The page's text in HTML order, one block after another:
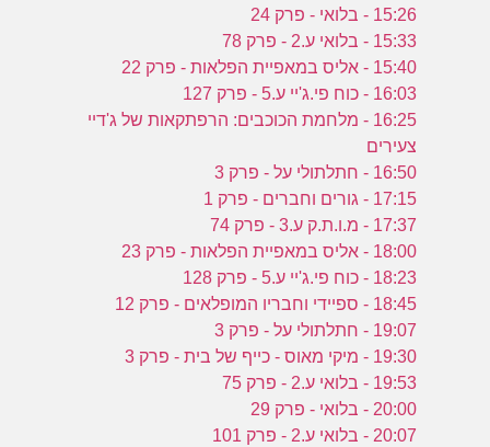
15:26 - בלואי - פרק 24
15:33 - בלואי ע.2 - פרק 78
15:40 - אליס במאפיית הפלאות - פרק 22
16:03 - כוח פי.ג'יי ע.5 - פרק 127
16:25 - מלחמת הכוכבים: הרפתקאות של ג'דיי
צעירים
16:50 - חתלתולי על - פרק 3
17:15 - גורים וחברים - פרק 1
17:37 - מ.ו.ת.ק ע.3 - פרק 74
18:00 - אליס במאפיית הפלאות - פרק 23
18:23 - כוח פי.ג'יי ע.5 - פרק 128
18:45 - ספיידי וחבריו המופלאים - פרק 12
19:07 - חתלתולי על - פרק 3
19:30 - מיקי מאוס - כייף של בית - פרק 3
19:53 - בלואי ע.2 - פרק 75
20:00 - בלואי - פרק 29
20:07 - בלואי ע.2 - פרק 101